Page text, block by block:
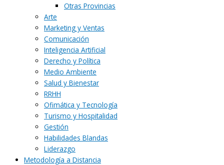
Otras Provincias
Arte
Marketing y Ventas
Comunicación
Inteligencia Artificial
Derecho y Política
Medio Ambiente
Salud y Bienestar
RRHH
Ofimática y Tecnología
Turismo y Hospitalidad
Gestión
Habilidades Blandas
Liderazgo
Metodología a Distancia